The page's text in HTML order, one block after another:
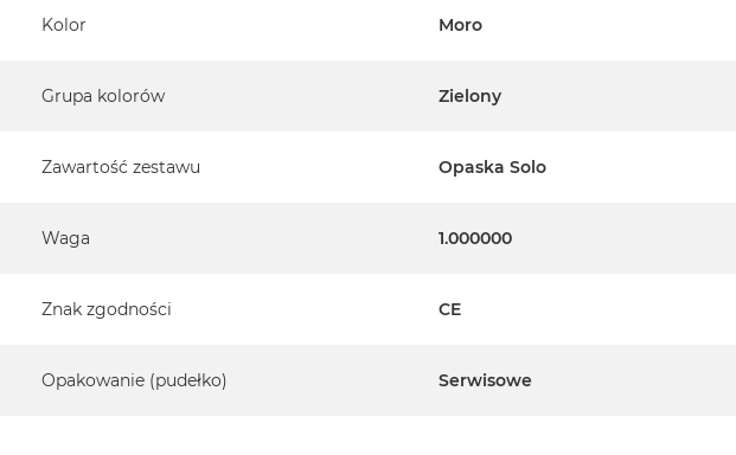
Kolor Moro
Grupa kolorów Zielony
Zawartość zestawu Opaska Solo
Waga 1.000000
Znak zgodności CE
Opakowanie (pudełko) Serwisowe